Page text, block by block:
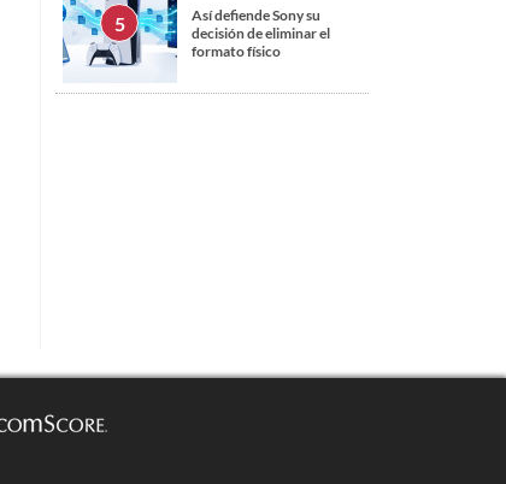
Así defiende Sony su
decisión de eliminar el
formato físico